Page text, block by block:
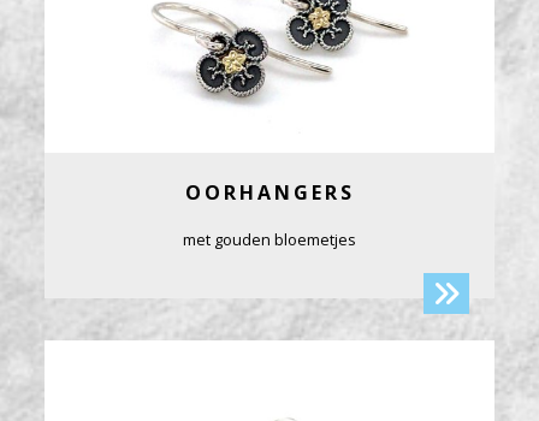
OORHANGERS
met gouden bloemetjes